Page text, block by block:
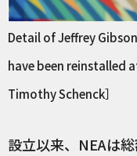
Detail of Jeffrey
have been reinstalled
Timothy Schenck］
設立以来、NEAは